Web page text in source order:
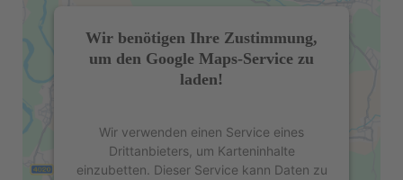
Wir benötigen Ihre Zustimmung,
um den Google Maps-Service zu
laden!
Wir verwenden einen Service eines
Drittanbieters, um Karteninhalte
einzubetten. Dieser Service kann Daten zu